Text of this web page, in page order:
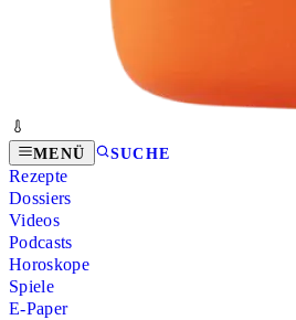
MENÜ SUCHE
Rezepte
Dossiers
Videos
Podcasts
Horoskope
Spiele
E-Paper